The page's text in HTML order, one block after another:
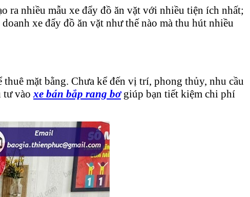
ra nhiều mẫu xe đẩy đồ ăn vặt với nhiều tiện ích nhất;
xe đẩy đồ ăn vặt như thế nào mà thu hút nhiều
mặt bằng. Chưa kể đến vị trí, phong thủy, nhu cầu
tư vàoxe bán bắp rang bơgiúp bạn tiết kiệm chi phí